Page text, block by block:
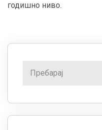
годишно ниво.